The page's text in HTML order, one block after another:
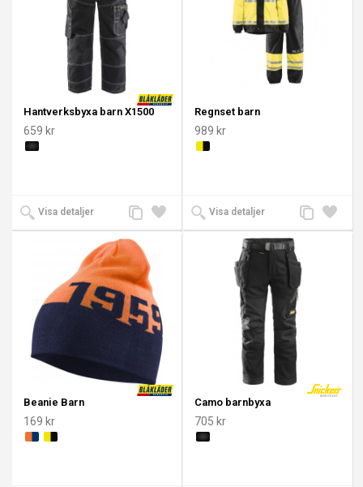
Hantverksbyxa barn X1500
659 kr
Visa detaljer
Lägg
till i
Lägg
till
jämförelse
Regnset barn
989 kr
Visa detaljer
Lägg
till i
Lägg
till
Beanie Barn
169 kr
Camo barnbyxa
705 kr